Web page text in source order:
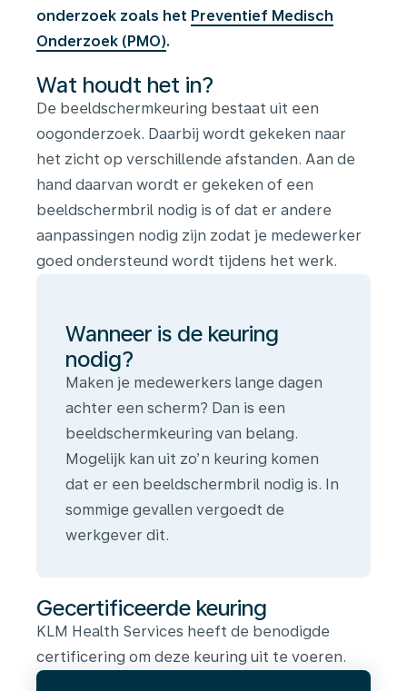
onderzoek zoals het Preventief Medisch
Onderzoek (PMO).
Wat houdt het in?
De beeldschermkeuring bestaat uit een
oogonderzoek. Daarbij wordt gekeken naar
het zicht op verschillende afstanden. Aan de
hand daarvan wordt er gekeken of een
beeldschermbril nodig is of dat er andere
aanpassingen nodig zijn zodat je medewerker
goed ondersteund wordt tijdens het werk.
Wanneer is de keuring
nodig?
Maken je medewerkers lange dagen
achter een scherm? Dan is een
beeldschermkeuring van belang.
Mogelijk kan uit zo’n keuring komen
dat er een beeldschermbril nodig is. In
sommige gevallen vergoedt de
werkgever dit.
Gecertificeerde keuring
KLM Health Services heeft de benodigde
certificering om deze keuring uit te voeren.